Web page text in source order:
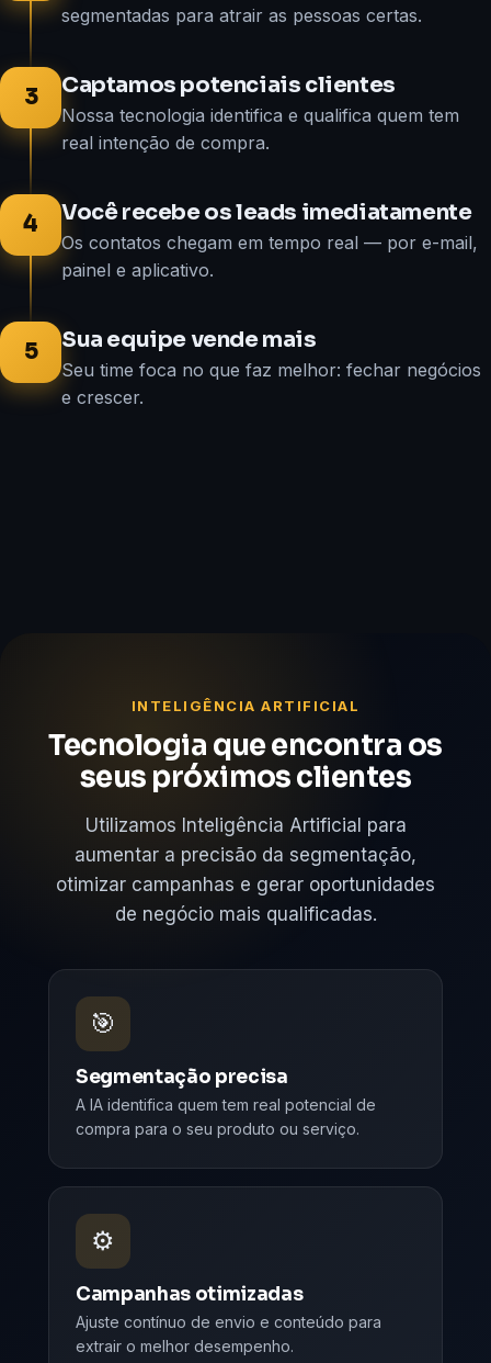
segmentadas para atrair as pessoas certas.
3 Captamos potenciais clientes
Nossa tecnologia identifica e qualifica quem tem
real intenção de compra.
4 Você recebe os leads imediatamente
Os contatos chegam em tempo real — por e-mail,
painel e aplicativo.
5 Sua equipe vende mais
Seu time foca no que faz melhor: fechar negócios
e crescer.
INTELIGÊNCIA ARTIFICIAL
Tecnologia que encontra os
seus próximos clientes
Utilizamos Inteligência Artificial para
aumentar a precisão da segmentação,
otimizar campanhas e gerar oportunidades
de negócio mais qualificadas.
🎯
Segmentação precisa
A IA identifica quem tem real potencial de
compra para o seu produto ou serviço.
⚙️
Campanhas otimizadas
Ajuste contínuo de envio e conteúdo para
extrair o melhor desempenho.